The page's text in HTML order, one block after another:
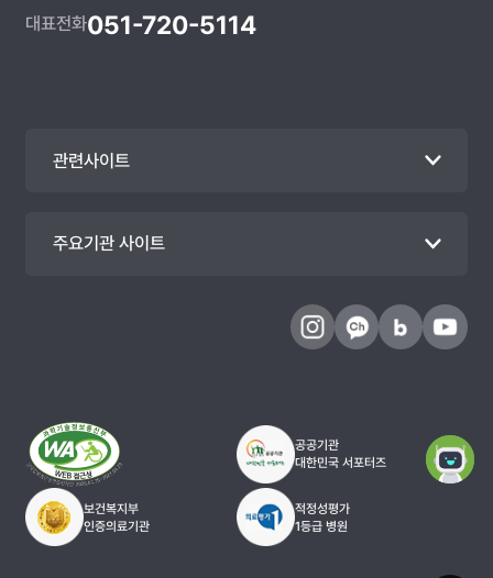
대표전화051-720-5114
관련사이트
주요기관 사이트
공공기관
대한민국 서포터즈
보건복지부
인증의료기관
적정성평가
1등급 병원